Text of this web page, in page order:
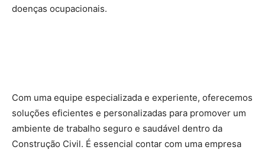
doenças ocupacionais.
Com uma equipe especializada e experiente, oferecemos
soluções eficientes e personalizadas para promover um
ambiente de trabalho seguro e saudável dentro da
Construção Civil. É essencial contar com uma empresa